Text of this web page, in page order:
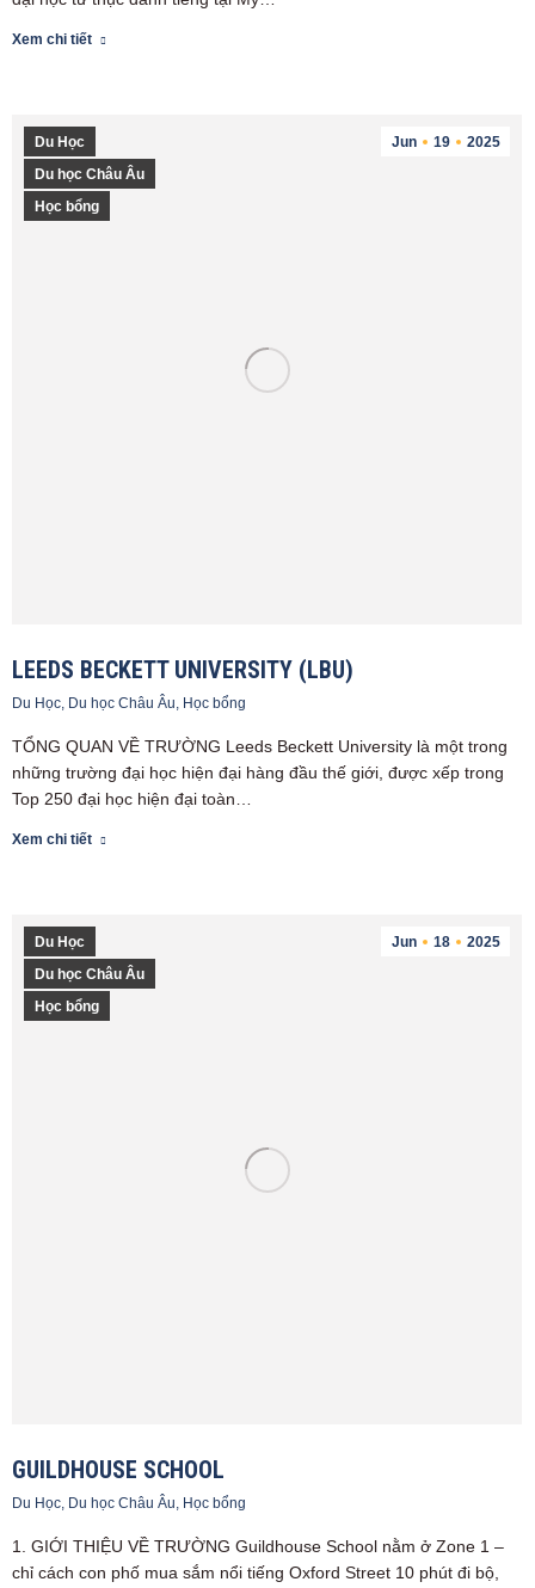
Xem chi tiết
Jun 19 2025
Du Học
Du học Châu Âu
Học bổng
LEEDS BECKETT UNIVERSITY (LBU)
Du Học, Du học Châu Âu, Học bổng
TỔNG QUAN VỀ TRƯỜNG Leeds Beckett University là một trong
những trường đại học hiện đại hàng đầu thế giới, được xếp trong
Top 250 đại học hiện đại toàn…
Xem chi tiết
Jun 18 2025
Du Học
Du học Châu Âu
Học bổng
GUILDHOUSE SCHOOL
Du Học, Du học Châu Âu, Học bổng
1. GIỚI THIỆU VỀ TRƯỜNG Guildhouse School nằm ở Zone 1 –
chỉ cách con phố mua sắm nổi tiếng Oxford Street 10 phút đi bộ,